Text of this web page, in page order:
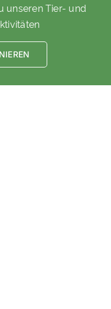
unseren Tier- und